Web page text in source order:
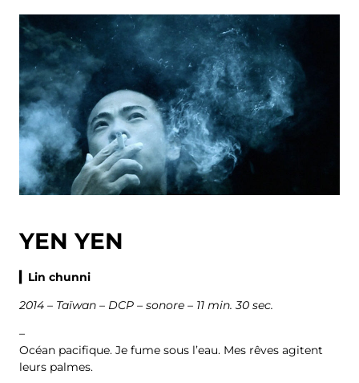
YEN YEN
▎Lin chunni
2014 – Taïwan – DCP – sonore – 11 min. 30 sec.
–
Océan pacifique. Je fume sous l’eau. Mes rêves agitent
leurs palmes.